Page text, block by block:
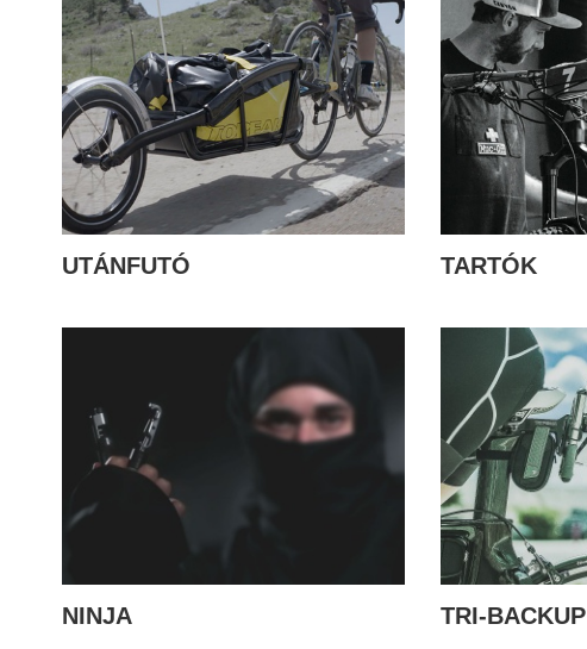
UTÁNFUTÓ TARTÓK
NINJA TRI-BACKUP